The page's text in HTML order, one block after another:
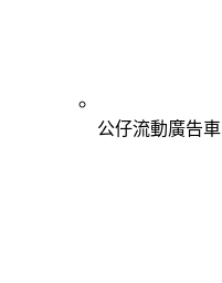
公仔流動廣告車